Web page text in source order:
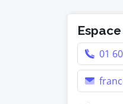
01